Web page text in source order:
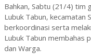
Bahkan, Sabtu (21/4) tim
Lubuk Tabun, kecamatan
berkoordinasi serta
Lubuk Tabun membahas
dan Warga.